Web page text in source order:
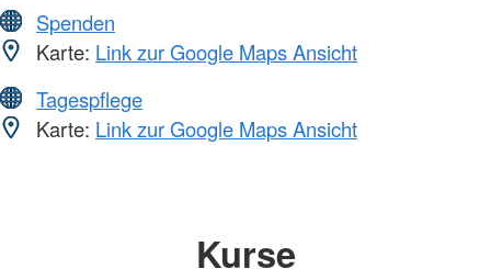
Spenden
Karte: Link zur Google Maps Ansicht
Tagespflege
Karte: Link zur Google Maps Ansicht
Kurse